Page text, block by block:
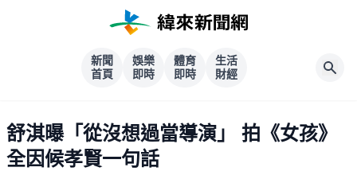
新聞
首頁
娛樂
即時
體育
即時
生活
財經
舒淇曝「從沒想過當導演」 拍《女孩》
全因候孝賢一句話